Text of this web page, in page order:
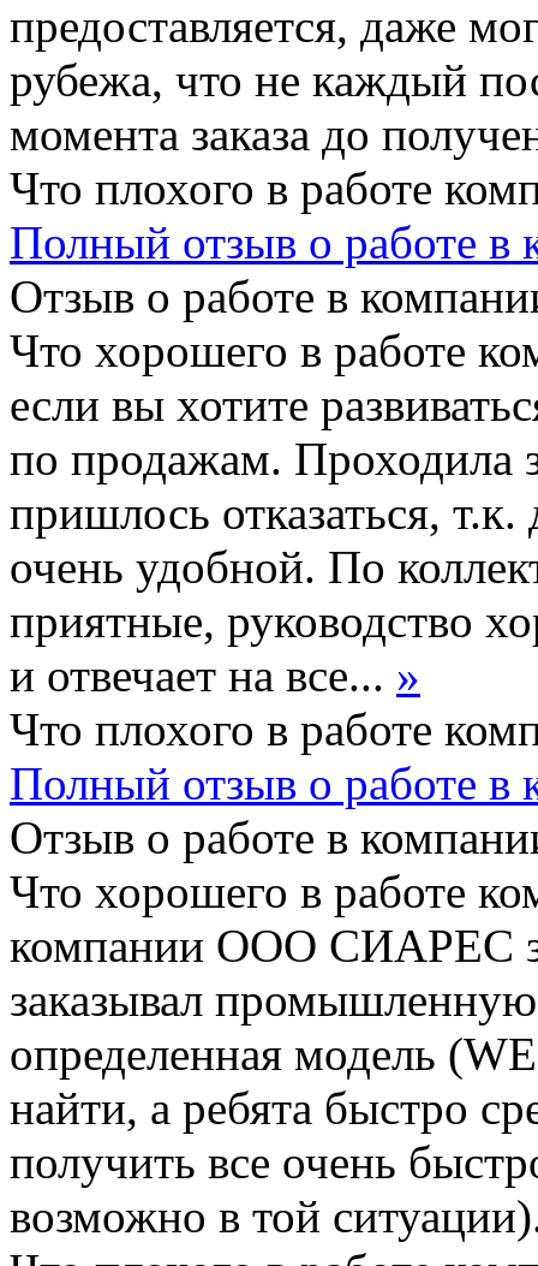
предоставляется, даже
рубежа, что не каждый
момента заказа до
Что плохого в работе
Полный отзыв о работе в
Отзыв о работе в
Что хорошего в работе
если вы хотите
по продажам. Проходила
пришлось отказаться,
очень удобной. По
приятные, руководство
и отвечает на все... »
Что плохого в работе
Полный отзыв о работе в
Отзыв о работе в
Что хорошего в работе
компании ООО СИАРЕС
заказывал
определенная модель
найти, а ребята быстро
получить все очень
возможно в той